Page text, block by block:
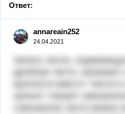
Ответ:
annareain252
24.04.2021
Запись числа,
дробную части,